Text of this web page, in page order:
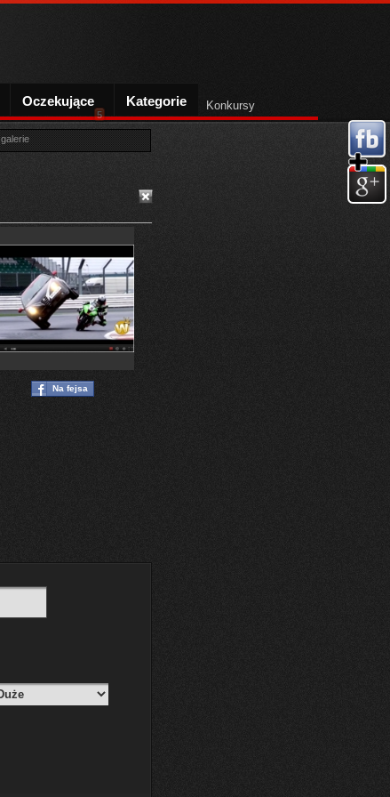
Oczekujące
5
Kategorie Konkursy
galerie
Na fejsa